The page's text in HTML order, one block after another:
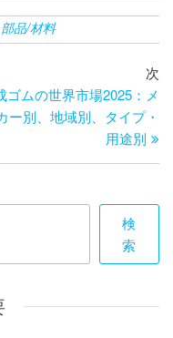
部品/材料
次
ゴムの世界市場2025：メ
ー別、地域別、タイプ・
用途別
検
索